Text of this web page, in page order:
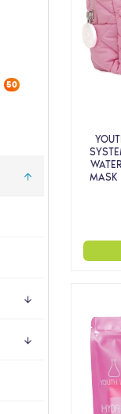
50
MASK